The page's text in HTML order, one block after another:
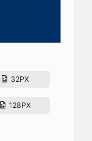
32PX
128PX